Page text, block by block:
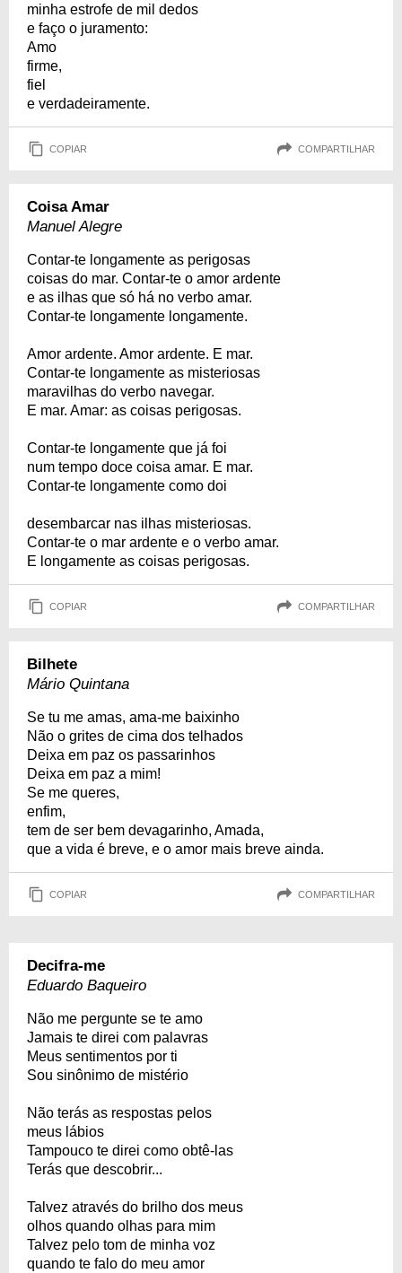
minha estrofe de mil dedos
e faço o juramento:
Amo
firme,
fiel
e verdadeiramente.
COPIAR COMPARTILHAR
Coisa Amar
Manuel Alegre
Contar-te longamente as perigosas
coisas do mar. Contar-te o amor ardente
e as ilhas que só há no verbo amar.
Contar-te longamente longamente.
Amor ardente. Amor ardente. E mar.
Contar-te longamente as misteriosas
maravilhas do verbo navegar.
E mar. Amar: as coisas perigosas.
Contar-te longamente que já foi
num tempo doce coisa amar. E mar.
Contar-te longamente como doi
desembarcar nas ilhas misteriosas.
Contar-te o mar ardente e o verbo amar.
E longamente as coisas perigosas.
COPIAR COMPARTILHAR
Bilhete
Mário Quintana
Se tu me amas, ama-me baixinho
Não o grites de cima dos telhados
Deixa em paz os passarinhos
Deixa em paz a mim!
Se me queres,
enfim,
tem de ser bem devagarinho, Amada,
que a vida é breve, e o amor mais breve ainda.
COPIAR COMPARTILHAR
Decifra-me
Eduardo Baqueiro
Não me pergunte se te amo
Jamais te direi com palavras
Meus sentimentos por ti
Sou sinônimo de mistério
Não terás as respostas pelos
meus lábios
Tampouco te direi como obtê-las
Terás que descobrir...
Talvez através do brilho dos meus
olhos quando olhas para mim
Talvez pelo tom de minha voz
quando te falo do meu amor